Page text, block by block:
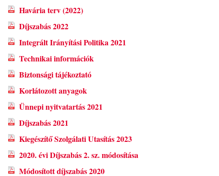
Havária terv (2022)
Díjszabás 2022
Integrált Irányítási Politika 2021
Technikai információk
Biztonsági tájékoztató
Korlátozott anyagok
Ünnepi nyitvatartás 2021
Díjszabás 2021
Kiegészítő Szolgálati Utasítás 2023
2020. évi Díjszabás 2. sz. módosítása
Módosított díjszabás 2020